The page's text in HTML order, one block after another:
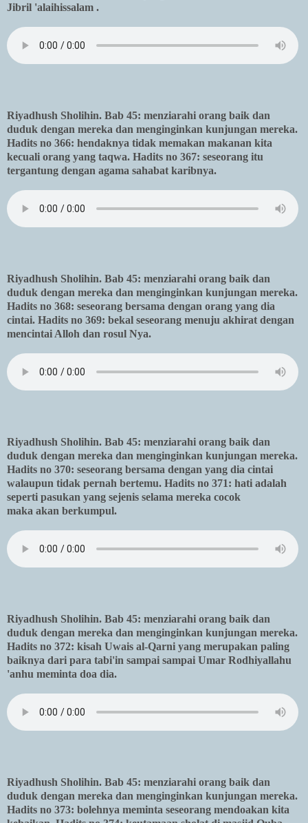
Jibril 'alaihissalam .
Riyadhush Sholihin. Bab 45: menziarahi orang baik dan
duduk dengan mereka dan menginginkan kunjungan mereka.
Hadits no 366: hendaknya tidak memakan makanan kita
kecuali orang yang taqwa. Hadits no 367: seseorang itu
tergantung dengan agama sahabat karibnya.
Riyadhush Sholihin. Bab 45: menziarahi orang baik dan
duduk dengan mereka dan menginginkan kunjungan mereka.
Hadits no 368: seseorang bersama dengan orang yang dia
cintai. Hadits no 369: bekal seseorang menuju akhirat dengan
mencintai Alloh dan rosul Nya.
Riyadhush Sholihin. Bab 45: menziarahi orang baik dan
duduk dengan mereka dan menginginkan kunjungan mereka.
Hadits no 370: seseorang bersama dengan yang dia cintai
walaupun tidak pernah bertemu. Hadits no 371: hati adalah
seperti pasukan yang sejenis selama mereka cocok
maka akan berkumpul.
Riyadhush Sholihin. Bab 45: menziarahi orang baik dan
duduk dengan mereka dan menginginkan kunjungan mereka.
Hadits no 372: kisah Uwais al-Qarni yang merupakan paling
baiknya dari para tabi'in sampai sampai Umar Rodhiyallahu
'anhu meminta doa dia.
Riyadhush Sholihin. Bab 45: menziarahi orang baik dan
duduk dengan mereka dan menginginkan kunjungan mereka.
Hadits no 373: bolehnya meminta seseorang mendoakan kita